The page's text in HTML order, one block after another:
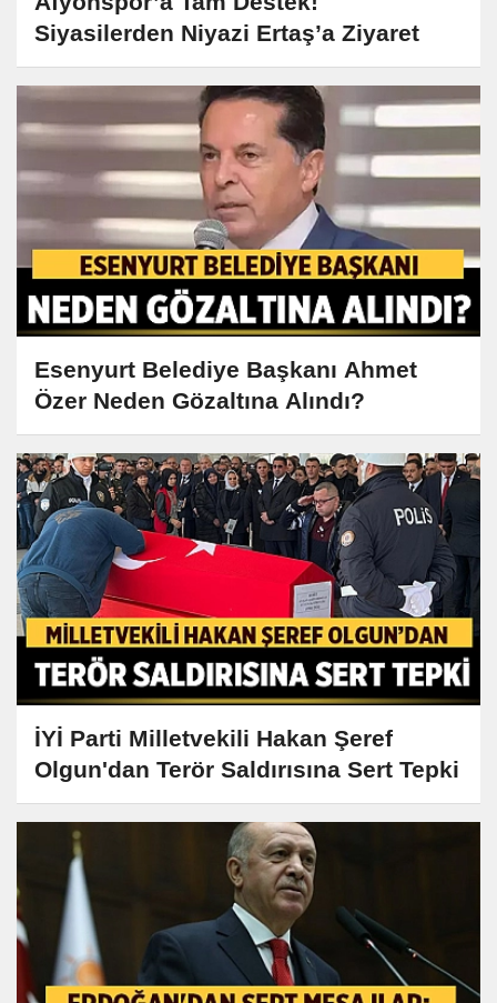
Siyasilerden Niyazi Ertaş’a Ziyaret
Esenyurt Belediye Başkanı Ahmet
Özer Neden Gözaltına Alındı?
İYİ Parti Milletvekili Hakan Şeref
Olgun'dan Terör Saldırısına Sert Tepki